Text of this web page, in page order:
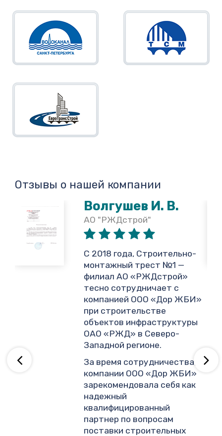
Отзывы о нашей компании
Волгушев И. В.
АО "РЖДстрой"
С 2018 года, Строительно-
монтажный трест №1 —
филиал АО «РЖДстрой»
тесно сотрудничает с
компанией ООО «Дор ЖБИ»
при строительстве
объектов инфраструктуры
ОАО «РЖД» в Северо-
Западной регионе.
За время сотрудничества,
компании ООО «Дор ЖБИ»
зарекомендовала себя как
надежный
квалифицированный
партнер по вопросам
поставки строительных